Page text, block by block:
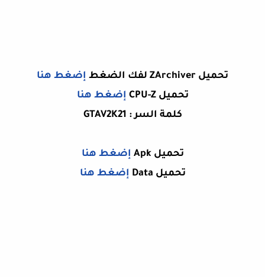
تحميل ZArchiver لفك الضغط
إضغط هنا
تحميلCPU-Z إضغط هنا
كلمة السر : GTAV2K21
تحميل Apk
إضغط هنا
تحميل Data
إضغط هنا